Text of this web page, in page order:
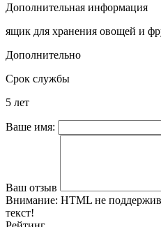
Дополнительная информация
ящик для хранения овощей и
Дополнительно
Срок службы
5 лет
Ваше имя:
Ваш отзыв
Внимание: HTML не
текст!